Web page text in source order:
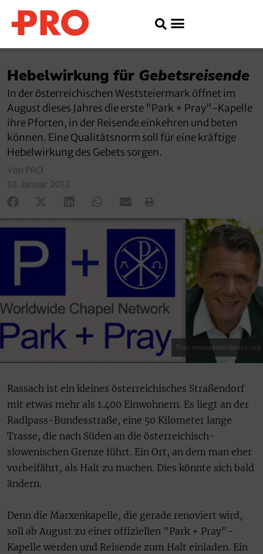
Hebelwirkung für Gebetsreisende
In der österreichischen Weststeiermark öffnet im
August dieses Jahres die erste "Park + Pray"-Kapelle
ihre Pforten, in der Reisende einkehren und beten
können. Eine Qualitätsnorm soll für eine kräftige
Hebelwirkung des Gebets sorgen.
Von PRO
10. Januar 2012
Foto: www.parkandprayer.org
Rassach ist ein kleines österreichisches Straßendorf
mit etwas mehr als 1.400 Einwohnern. Es liegt an der
Radlpass-Bundesstraße, eine 50 Kilometer lange
Trasse, die nach Süden an die österreichisch-
slowenischen Grenze führt. Ein Ort, an dem man eher
vorbeifährt, als Halt zu machen. Dies könnte sich bald
ändern.
Denn die Marxenkapelle, die gerade renoviert wird,
soll ab August zu einer offiziellen "Park + Pray"-
Kapelle werden und Reisende zum Halt einladen. Ein